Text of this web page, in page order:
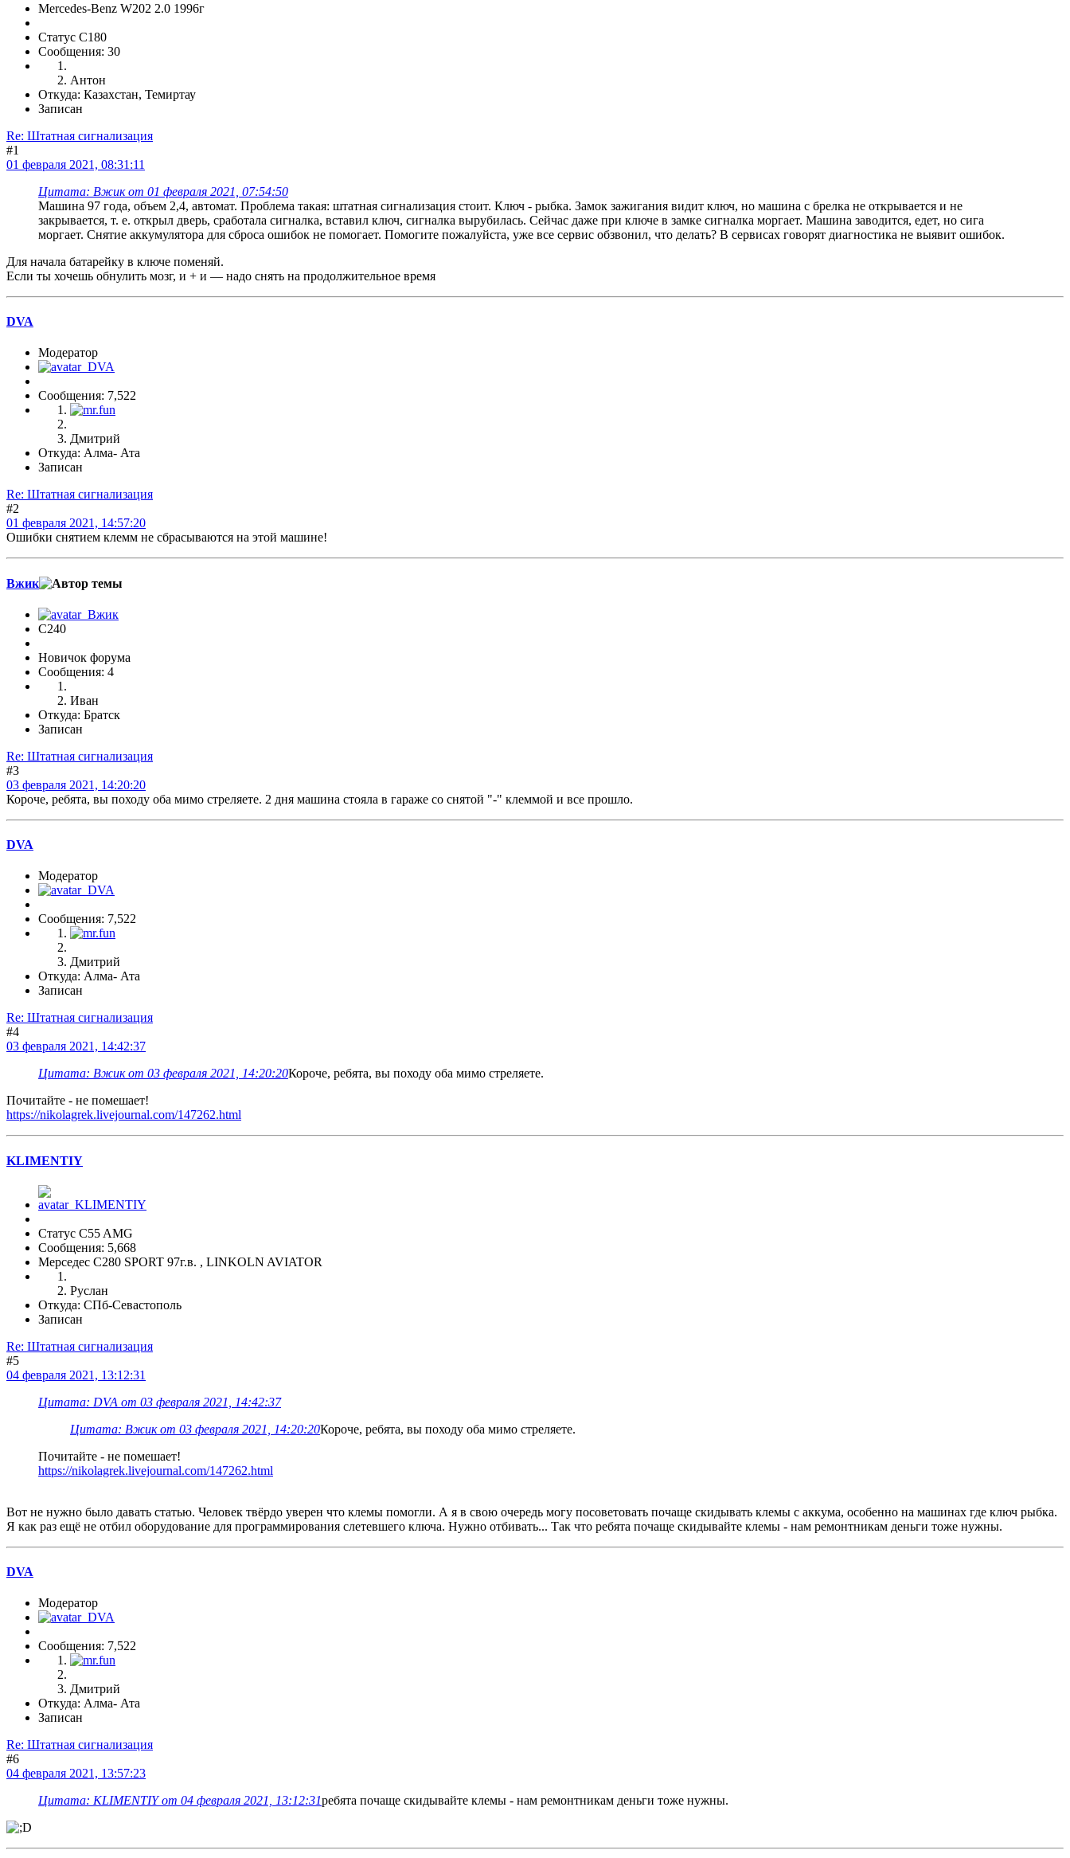
Mercedes-Benz W202 2.0 1996г
Статус C180
Сообщения: 30
Антон
Откуда: Казахстан, Темиртау
Записан
Re: Штатная сигнализация
#1
01 февраля 2021, 08:31:11
Цитата: Вжик от 01 февраля 2021, 07:54:50
Машина 97 года, объем 2,4, автомат. Проблема такая: штатная сигнализация стоит. Ключ - рыбка. Замок зажигания видит ключ, но машина с брелка не открывается и не
закрывается, т. е. открыл дверь, сработала сигналка, вставил ключ, сигналка вырубилась. Сейчас даже при ключе в замке сигналка моргает. Машина заводится, едет, но сига
моргает. Снятие аккумулятора для сброса ошибок не помогает. Помогите пожалуйста, уже все сервис обзвонил, что делать? В сервисах говорят диагностика не выявит ошибок.
Для начала батарейку в ключе поменяй.
Если ты хочешь обнулить мозг, и + и — надо снять на продолжительное время
DVA
Модератор
Сообщения: 7,522
Дмитрий
Откуда: Алма- Ата
Записан
Re: Штатная сигнализация
#2
01 февраля 2021, 14:57:20
Ошибки снятием клемм не сбрасываются на этой машине!
Вжик
C240
Новичок форума
Сообщения: 4
Иван
Откуда: Братск
Записан
Re: Штатная сигнализация
#3
03 февраля 2021, 14:20:20
Короче, ребята, вы походу оба мимо стреляете. 2 дня машина стояла в гараже со снятой "-" клеммой и все прошло.
DVA
Модератор
Сообщения: 7,522
Дмитрий
Откуда: Алма- Ата
Записан
Re: Штатная сигнализация
#4
03 февраля 2021, 14:42:37
Цитата: Вжик от 03 февраля 2021, 14:20:20Короче, ребята, вы походу оба мимо стреляете.
Почитайте - не помешает!
https://nikolagrek.livejournal.com/147262.html
KLIMENTIY
Статус C55 AMG
Сообщения: 5,668
Мерседес С280 SPORT 97г.в. , LINKOLN AVIATOR
Руслан
Откуда: СПб-Севастополь
Записан
Re: Штатная сигнализация
#5
04 февраля 2021, 13:12:31
Цитата: DVA от 03 февраля 2021, 14:42:37
Цитата: Вжик от 03 февраля 2021, 14:20:20Короче, ребята, вы походу оба мимо стреляете.
Почитайте - не помешает!
https://nikolagrek.livejournal.com/147262.html
Вот не нужно было давать статью. Человек твёрдо уверен что клемы помогли. А я в свою очередь могу посоветовать почаще скидывать клемы с аккума, особенно на машинах где ключ рыбка.
Я как раз ещё не отбил оборудование для программирования слетевшего ключа. Нужно отбивать... Так что ребята почаще скидывайте клемы - нам ремонтникам деньги тоже нужны.
DVA
Модератор
Сообщения: 7,522
Дмитрий
Откуда: Алма- Ата
Записан
Re: Штатная сигнализация
#6
04 февраля 2021, 13:57:23
Цитата: KLIMENTIY от 04 февраля 2021, 13:12:31ребята почаще скидывайте клемы - нам ремонтникам деньги тоже нужны.